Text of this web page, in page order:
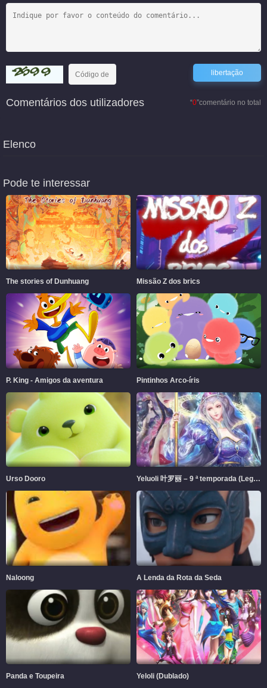
“0”comentário no total
Comentários dos utilizadores
Elenco
Pode te interessar
The stories of Dunhuang Missão Z dos brics
P. King - Amigos da aventura Pintinhos Arco-íris
Urso Dooro Yeluoli 叶罗丽 – 9 ª temporada (Legendado)
Naloong A Lenda da Rota da Seda
Panda e Toupeira Yeloli (Dublado)